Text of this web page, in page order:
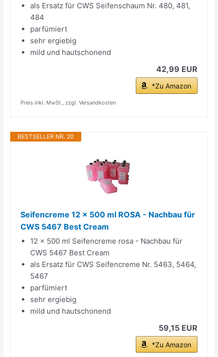
als Ersatz für CWS Seifenschaum Nr. 480, 481,
484
parfümiert
sehr ergiebig
mild und hautschonend
42,99 EUR
*Zu Amazon
Preis inkl. MwSt., zzgl. Versandkosten
BESTSELLER NR. 20
Seifencreme 12 x 500 ml ROSA - Nachbau für
CWS 5467 Best Cream
12 x 500 ml Seifencreme rosa - Nachbau für
CWS 5467 Best Cream
als Ersatz für CWS Seifencreme Nr. 5463, 5464,
5467
parfümiert
sehr ergiebig
mild und hautschonend
59,15 EUR
*Zu Amazon